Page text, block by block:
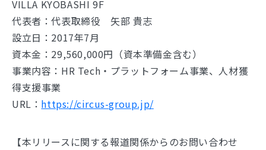
VILLA KYOBASHI 9F
代表者：代表取締役 矢部 貴志
設立日：2017年7月
資本金：29,560,000円（資本準備金含む）
事業内容：HR Tech・プラットフォーム事業、人材獲
得支援事業
URL： https://circus-group.jp/
【本リリースに関する報道関係からのお問い合わせ